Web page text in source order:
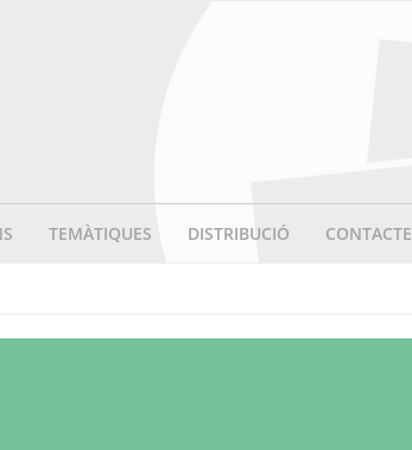
TEMÀTIQUES DISTRIBUCIÓ CONTACTE